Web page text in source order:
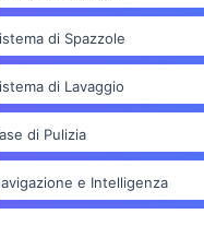
di Spazzole
di Lavaggio
di Pulizia
e Intelligenza